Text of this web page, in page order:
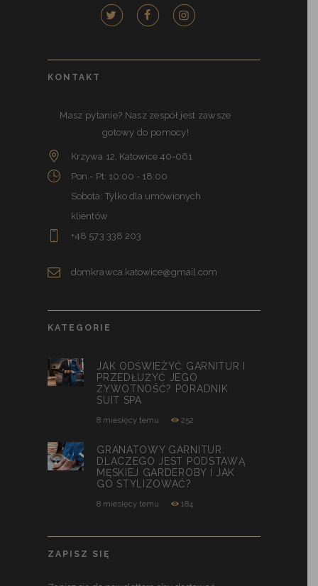
KONTAKT
Masz pytanie? Nasz zespół jest zawsze
gotowy do pomocy!
Krzywa 12, Katowice 40-061
Pon - Pt: 10:00 - 18:00
Sobota: Tylko dla umówionych
klientów
+48 573 338 203
domkrawca.katowice@gmail.com
KATEGORIE
JAK ODŚWIEŻYĆ GARNITUR I
PRZEDŁUŻYĆ JEGO
ŻYWOTNOŚĆ? PORADNIK
SUIT SPA
8 miesięcy temu 252
GRANATOWY GARNITUR:
DLACZEGO JEST PODSTAWĄ
MĘSKIEJ GARDEROBY I JAK
GO STYLIZOWAĆ?
8 miesięcy temu 184
ZAPISZ SIĘ